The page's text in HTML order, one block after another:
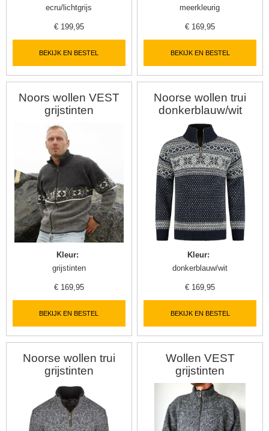
ecru/lichtgrijs
€ 199,95
BEKIJK EN BESTEL
meerkleurig
€ 169,95
BEKIJK EN BESTEL
Noors wollen VEST
grijstinten
Kleur:
grijstinten
€ 169,95
BEKIJK EN BESTEL
Noorse wollen trui
donkerblauw/wit
Kleur:
donkerblauw/wit
€ 169,95
BEKIJK EN BESTEL
Noorse wollen trui
grijstinten
Wollen VEST
grijstinten